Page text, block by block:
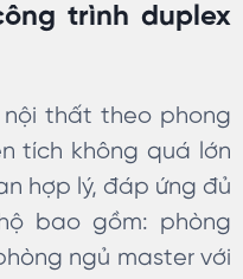
trình duplex
thất theo phong
tích không quá lớn
hợp lý, đáp ứng đủ
bao gồm: phòng
ngủ master với